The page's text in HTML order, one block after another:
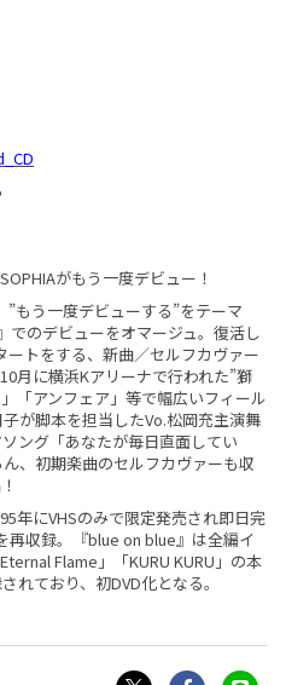
がもう一度デビュー！
もう一度デビューする”をテーマ
でのデビューをオマージュ。復活し
ートをする、新曲／セルフカヴァー
月に横浜Kアリーナで行われた”獅
「アンフェア」等で幅広いフィール
が脚本を担当したVo.松岡充主演舞
ング「あなたが毎日直面してい
、初期楽曲のセルフカヴァーも収
年にVHSのみで限定発売され即日完
再収録。『blue on blue』は全編イ
Flame」「KURU KURU」の本
れており、初DVD化となる。